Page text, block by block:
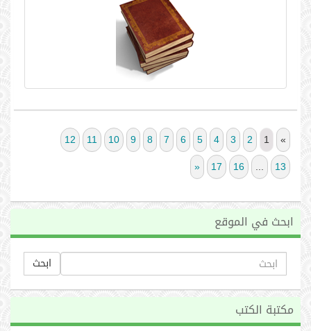
«
1
2
3
4
5
6
7
8
9
10
11
12
13
...
16
17
»
ابحث في الموقع
ابحث
مكتبة الكتب